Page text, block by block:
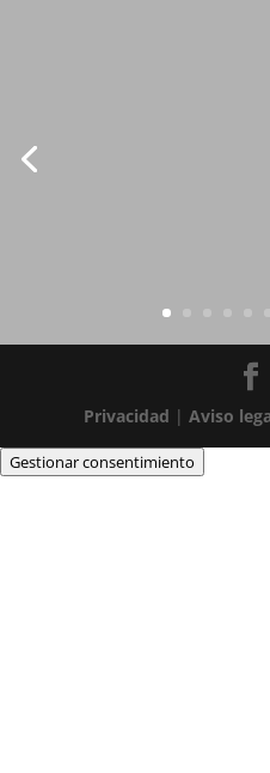
Privacidad |Aviso
Gestionar consentimiento